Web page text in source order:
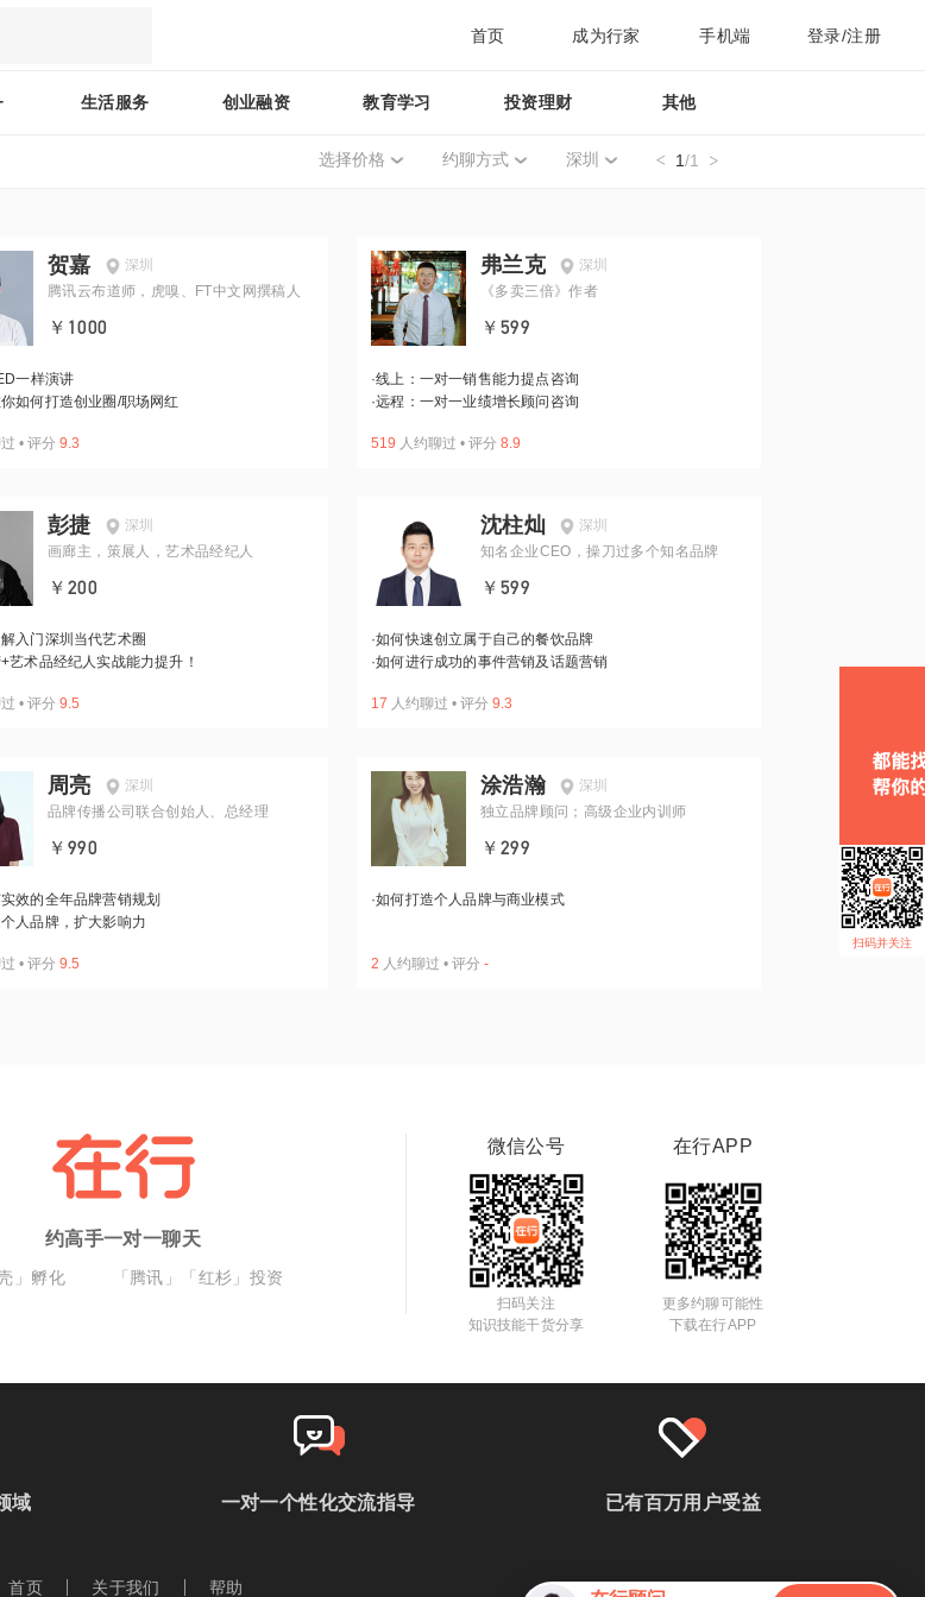
首页 成为行家 手机端 登录/注册
生活服务 创业融资 教育学习 投资理财 其他
选择价格 约聊方式 深圳 1/1
贺嘉
深圳
腾讯云布道师，虎嗅、FT中文网撰稿人
￥1000
一样演讲
如何打造创业圈/职场网红
• 评分 9.3
弗兰克
深圳
《多卖三倍》作者
￥599
·线上：一对一销售能力提点咨询
·远程：一对一业绩增长顾问咨询
519 人约聊过 • 评分 8.9
彭捷
深圳
画廊主，策展人，艺术品经纪人
￥200
入门深圳当代艺术圈
艺术品经纪人实战能力提升！
• 评分 9.5
沈柱灿
深圳
知名企业CEO，操刀过多个知名品牌
￥599
·如何快速创立属于自己的餐饮品牌
·如何进行成功的事件营销及话题营销
17 人约聊过 • 评分 9.3
周亮
深圳
品牌传播公司联合创始人、总经理
￥990
效的全年品牌营销规划
人品牌，扩大影响力
• 评分 9.5
涂浩瀚
深圳
独立品牌顾问；高级企业内训师
￥299
·如何打造个人品牌与商业模式
2 人约聊过 • 评分 -
扫码并关注
约高手一对一聊天
」孵化 「腾讯」「红杉」投资
微信公号
扫码关注
知识技能干货分享
在行APP
更多约聊可能性
下载在行APP
域 一对一个性化交流指导 已有百万用户受益
首页 关于我们 帮助